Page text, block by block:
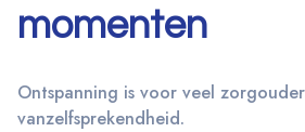
momenten
Ontspanning is voor veel
vanzelfsprekendheid.